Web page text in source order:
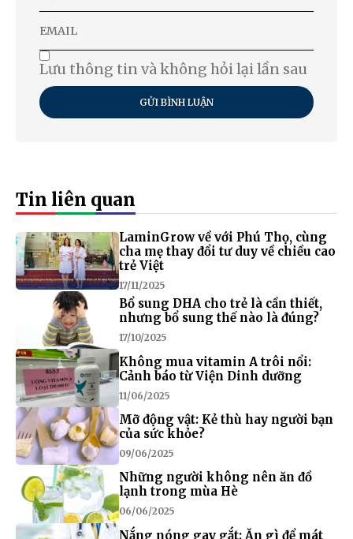
Lưu thông tin và không hỏi lại lần sau
GỬI BÌNH LUẬN
Tin liên quan
LaminGrow về với Phú Thọ, cùng
cha mẹ thay đổi tư duy về chiều cao
trẻ Việt
17/11/2025
Bổ sung DHA cho trẻ là cần thiết,
nhưng bổ sung thế nào là đúng?
17/10/2025
Không mua vitamin A trôi nổi:
Cảnh báo từ Viện Dinh dưỡng
11/06/2025
Mỡ động vật: Kẻ thù hay người bạn
của sức khỏe?
09/06/2025
Những người không nên ăn đồ
lạnh trong mùa Hè
06/06/2025
Nắng nóng gay gắt: Ăn gì để mát